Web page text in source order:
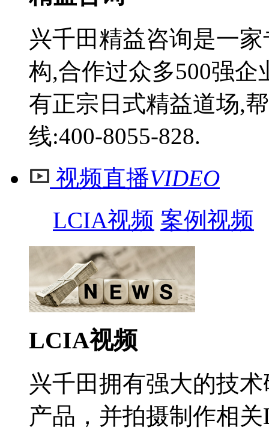
兴千田精益咨询是一
构,合作过众多500强
有正宗日式精益道场,
线:400-8055-828.
视频直播VIDEO
LCIA视频 案例视频
LCIA视频
兴千田拥有强大的技
产品，并拍摄制作相